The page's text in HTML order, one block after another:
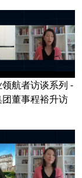
航者访谈系列 -
董事程裕升访